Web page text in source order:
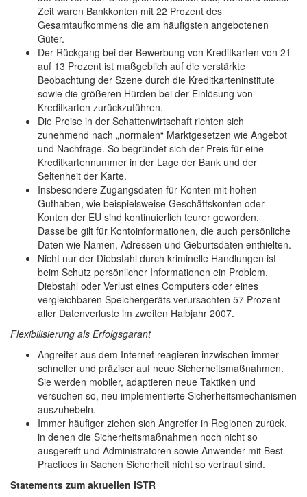
Zeit waren Bankkonten mit 22 Prozent des
Gesamtaufkommens die am häufigsten angebotenen
Güter.
Der Rückgang bei der Bewerbung von Kreditkarten von 21
auf 13 Prozent ist maßgeblich auf die verstärkte
Beobachtung der Szene durch die Kreditkarteninstitute
sowie die größeren Hürden bei der Einlösung von
Kreditkarten zurückzuführen.
Die Preise in der Schattenwirtschaft richten sich
zunehmend nach „normalen“ Marktgesetzen wie Angebot
und Nachfrage. So begründet sich der Preis für eine
Kreditkartennummer in der Lage der Bank und der
Seltenheit der Karte.
Insbesondere Zugangsdaten für Konten mit hohen
Guthaben, wie beispielsweise Geschäftskonten oder
Konten der EU sind kontinuierlich teurer geworden.
Dasselbe gilt für Kontoinformationen, die auch persönliche
Daten wie Namen, Adressen und Geburtsdaten enthielten.
Nicht nur der Diebstahl durch kriminelle Handlungen ist
beim Schutz persönlicher Informationen ein Problem.
Diebstahl oder Verlust eines Computers oder eines
vergleichbaren Speichergeräts verursachten 57 Prozent
aller Datenverluste im zweiten Halbjahr 2007.
Flexibilisierung als Erfolgsgarant
Angreifer aus dem Internet reagieren inzwischen immer
schneller und präziser auf neue Sicherheitsmaßnahmen.
Sie werden mobiler, adaptieren neue Taktiken und
versuchen so, neu implementierte Sicherheitsmechanismen
auszuhebeln.
Immer häufiger ziehen sich Angreifer in Regionen zurück,
in denen die Sicherheitsmaßnahmen noch nicht so
ausgereift und Administratoren sowie Anwender mit Best
Practices in Sachen Sicherheit nicht so vertraut sind.
Statements zum aktuellen ISTR